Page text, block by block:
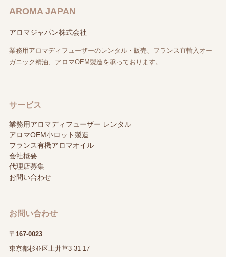
AROMA JAPAN
アロマジャパン株式会社
業務用アロマディフューザーのレンタル・販売、フランス直輸入オー
ガニック精油、アロマOEM製造を承っております。
サービス
業務用アロマディフューザー レンタル
アロマOEM小ロット製造
フランス有機アロマオイル
会社概要
代理店募集
お問い合わせ
お問い合わせ
〒167-0023
東京都杉並区上井草3-31-17